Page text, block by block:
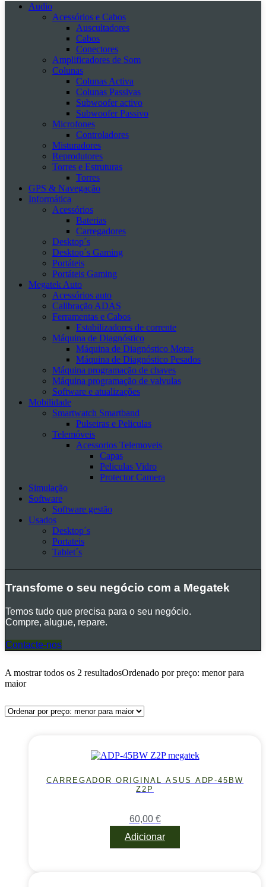
Audio
Acessórios e Cabos
Auscultadores
Cabos
Conectores
Amplificadores de Som
Colunas
Colunas Activa
Colunas Passivas
Subwoofer activo
Subwoofer Passivo
Microfones
Controladores
Misturadores
Reprodutores
Torres e Estruturas
Torres
GPS & Navegação
Informática
Acessórios
Baterias
Carregadores
Desktop´s
Desktop´s Gaming
Portáteis
Portáteis Gaming
Megatek Auto
Acessórios auto
Calibração ADAS
Ferramentas e Cabos
Estabilizadores de corrente
Máquina de Diagnóstico
Máquina de Diagnóstico Motas
Máquina de Diagnóstico Pesados
Máquina programação de chaves
Máquina programação de valvulas
Software e atualizações
Mobilidade
Smartwatch Smartband
Pulseiras e Peliculas
Telemóveis
Acessorios Telemoveis
Capas
Peliculas Vidro
Protector Camera
Simulação
Software
Software gestão
Usados
Desktop´s
Portateis
Tablet´s
Transfome o seu negócio com a Megatek
Temos tudo que precisa para o seu negócio.
Compre, alugue, repare.
Contacte-nos
A mostrar todos os 2 resultadosOrdenado por preço: menor para
maior
CARREGADOR ORIGINAL ASUS ADP-45BW
Z2P
60,00 €
Adicionar